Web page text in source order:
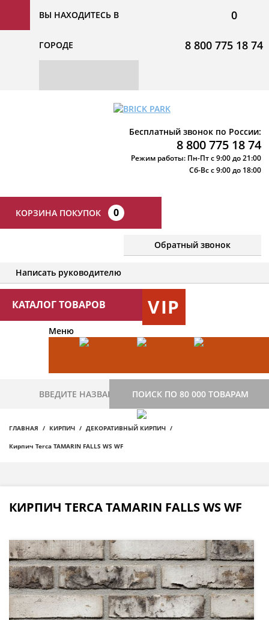
ВЫ НАХОДИТЕСЬ В
ГОРОДЕ
0
8 800 775 18 74
Бесплатный звонок по России:
8 800 775 18 74
Режим работы: Пн-Пт с 9:00 до 21:00
Сб-Вс с 9:00 до 18:00
КОРЗИНА ПОКУПОК 0
Обратный звонок
Написать руководителю
КАТАЛОГ ТОВАРОВ VIP
Меню
ПОИСК ПО 80 000 ТОВАРАМ
ГЛАВНАЯ КИРПИЧ ДЕКОРАТИВНЫЙ КИРПИЧ
Кирпич Terca TAMARIN FALLS WS WF
КИРПИЧ TERCA TAMARIN FALLS WS WF